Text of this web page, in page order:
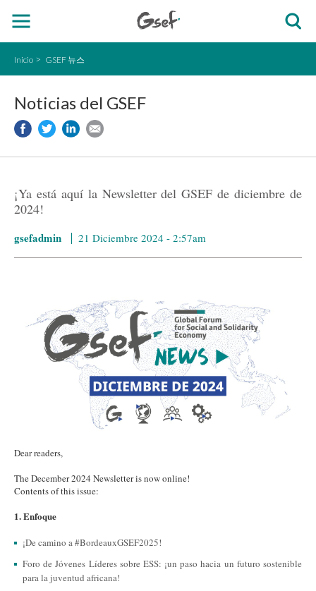
Inicio GSEF 뉴스
Noticias del GSEF
¡Ya está aquí la Newsletter del GSEF de diciembre de
2024!
gsefadmin 21 Diciembre 2024 - 2:57am
Dear readers,
The December 2024 Newsletter is now online!
Contents of this issue:
1. Enfoque
¡De camino a #BordeauxGSEF2025!
Foro de Jóvenes Líderes sobre ESS: ¡un paso hacia un futuro sostenible
para la juventud africana!